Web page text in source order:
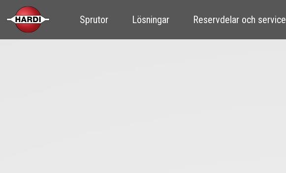
Sprutor Lösningar Reservdelar och service